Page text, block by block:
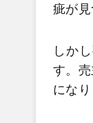
疵が
しか
す。
になり